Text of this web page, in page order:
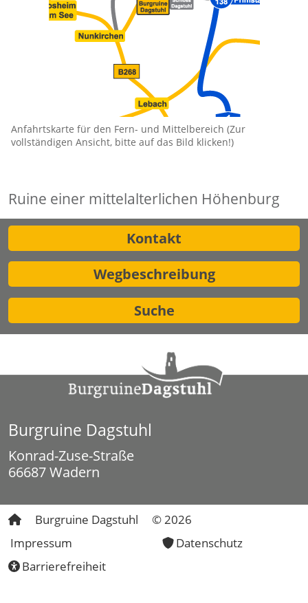
Anfahrtskarte für den Fern- und Mittelbereich (Zur
vollständigen Ansicht, bitte auf das Bild klicken!)
Ruine einer mittelalterlichen Höhenburg
Kontakt
Wegbeschreibung
Suche
Burgruine Dagstuhl
Konrad-Zuse-Straße
66687 Wadern
Burgruine Dagstuhl
© 2026
Impressum
Datenschutz
Barrierefreiheit